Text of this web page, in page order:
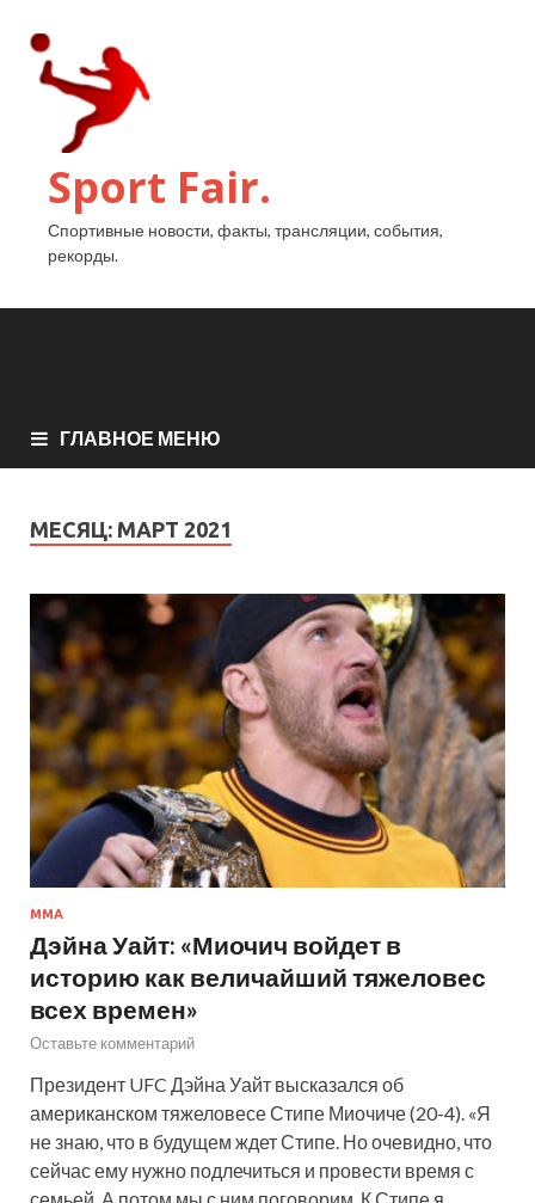
Sport Fair.
Спортивные новости, факты, трансляции, события,
рекорды.
ГЛАВНОЕ МЕНЮ
МЕСЯЦ: МАРТ 2021
ММА
Дэйна Уайт: «Миочич войдет в
историю как величайший тяжеловес
всех времен»
Оставьте комментарий
Президент UFC Дэйна Уайт высказался об
американском тяжеловесе Стипе Миочиче (20-4). «Я
не знаю, что в будущем ждет Стипе. Но очевидно, что
сейчас ему нужно подлечиться и провести время с
семьей. А потом мы с ним поговорим. К Стипе я…